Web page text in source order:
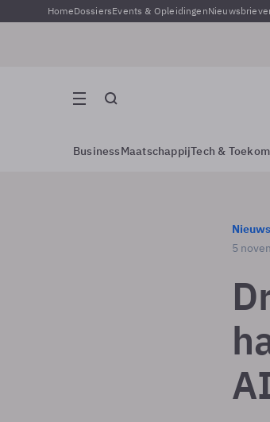
HomeDossiersEvents & Opleidingen
BusinessMaatschappijTech &
Nieuws
5